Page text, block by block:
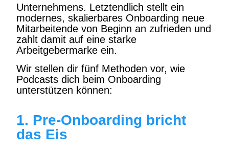
Unternehmens. Letztendlich stellt ein
modernes, skalierbares Onboarding neue
Mitarbeitende von Beginn an zufrieden und
zahlt damit auf eine starke
Arbeitgebermarke ein.
Wir stellen dir fünf Methoden vor, wie
Podcasts dich beim Onboarding
unterstützen können:
1. Pre-Onboarding bricht
das Eis